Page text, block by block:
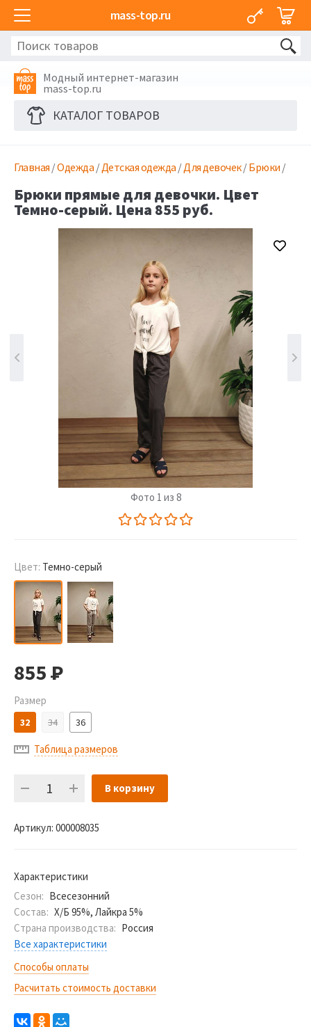
mass-top.ru
Модный интернет-магазин
mass-top.ru
КАТАЛОГ ТОВАРОВ
Главная /Одежда /Детская одежда /Для девочек/Брюки /
Брюки прямые для девочки. Цвет
Темно-серый. Цена 855 руб.
Фото 1 из 8
Цвет: Темно-серый
855Р
Размер
32 34 36
Таблица размеров
В корзину
Артикул: 000008035
Характеристики
Сезон: Всесезонний
Состав: Х/Б 95%, Лайкра 5%
Страна производства: Россия
Все характеристики
Способы оплаты
Расчитать стоимость доставки